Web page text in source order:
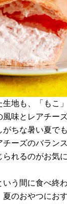
地も、「もこ
味とレアチー
ちな暑い夏で
ーズのバラン
れるのがお気
う間に食べ終
のおやつにお